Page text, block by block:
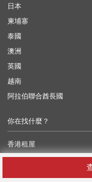
日本
柬埔寨
泰國
澳洲
英國
越南
阿拉伯聯合酋長國
你在找什麼？
香港租屋
香港租寫字樓